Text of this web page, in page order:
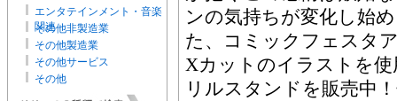
エンタテインメント・音楽
関連
その他非製造業
その他製造業
その他サービス
その他
ンの気持ちが変化し始
た、コミックフェスタ
Xカットのイラストを
リルスタンドを販売中